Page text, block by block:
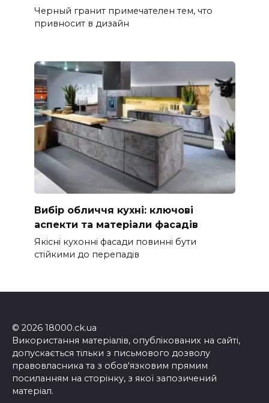
Черный гранит примечателен тем, что
привносит в дизайн
Вибір обличчя кухні: ключові
аспекти та матеріали фасадів
Якісні кухонні фасади повинні бути
стійкими до перепадів
© 2026 18000.ck.ua
Використання матеріалів, опублікованих на сайті,
допускається тільки з письмового дозволу
правовласника та з обов'язковим прямим
посиланням на сторінку, з якої запозичений
матеріал.